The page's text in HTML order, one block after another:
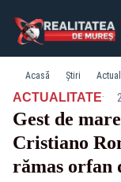
Acasă Știri
ACTUALITATE·
Gest de
Cristiano
rămas orfan